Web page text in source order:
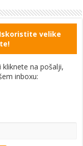
velike
na pošalji,
inboxu: